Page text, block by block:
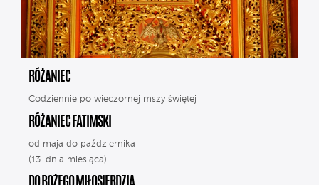
RÓŻANIEC
Codziennie po wieczornej mszy świętej
RÓŻANIEC FATIMSKI
od maja do października
(13. dnia miesiąca)